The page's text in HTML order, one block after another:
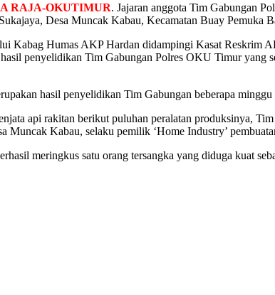
RAJA-OKUTIMUR. Jajaran anggota Tim Gabungan
Desa Muncak Kabau, Kecamatan Buay
Kabag Humas AKP Hardan didampingi Kasat Reskrim
penyelidikan Tim Gabungan Polres OKU Timur
hasil penyelidikan Tim Gabungan beberapa
api rakitan berikut puluhan peralatan produksinya,
Muncak Kabau, selaku pemilik ‘Home Industry’
meringkus satu orang tersangka yang diduga kuat